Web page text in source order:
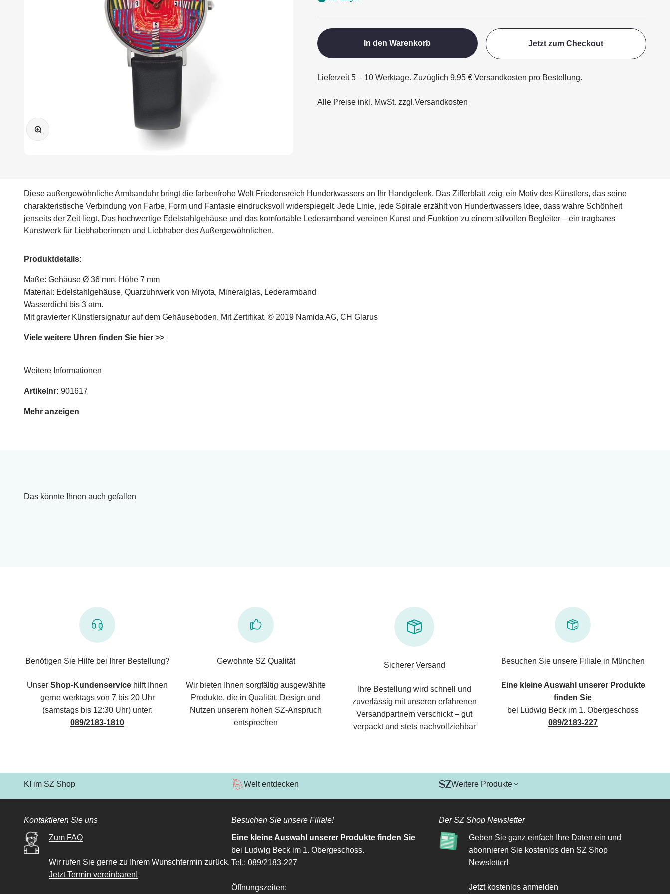
Bild vergrößern
In den Warenkorb Jetzt zum Checkout
Lieferzeit 5 – 10 Werktage. Zuzüglich 9,95 € Versandkosten pro Bestellung.
Alle Preise inkl. MwSt. zzgl.Versandkosten
Diese außergewöhnliche Armbanduhr bringt die farbenfrohe Welt Friedensreich Hundertwassers an Ihr Handgelenk. Das Zifferblatt zeigt ein Motiv des Künstlers, das seine
charakteristische Verbindung von Farbe, Form und Fantasie eindrucksvoll widerspiegelt. Jede Linie, jede Spirale erzählt von Hundertwassers Idee, dass wahre Schönheit
jenseits der Zeit liegt. Das hochwertige Edelstahlgehäuse und das komfortable Lederarmband vereinen Kunst und Funktion zu einem stilvollen Begleiter – ein tragbares
Kunstwerk für Liebhaberinnen und Liebhaber des Außergewöhnlichen.
Produktdetails:
Maße: Gehäuse Ø 36 mm, Höhe 7 mm
Material: Edelstahlgehäuse, Quarzuhrwerk von Miyota, Mineralglas, Lederarmband
Wasserdicht bis 3 atm.
Mit gravierter Künstlersignatur auf dem Gehäuseboden. Mit Zertifikat. © 2019 Namida AG, CH Glarus
Viele weitere Uhren finden Sie hier >>
Weitere Informationen
Artikelnr: 901617
Mehr anzeigen
Das könnte Ihnen auch gefallen
Benötigen Sie Hilfe bei Ihrer Bestellung?
Unser Shop-Kundenservice hilft Ihnen
gerne werktags von 7 bis 20 Uhr
(samstags bis 12:30 Uhr) unter:
089/2183-1810
Gewohnte SZ Qualität
Wir bieten Ihnen sorgfältig ausgewählte
Produkte, die in Qualität, Design und
Nutzen unserem hohen SZ-Anspruch
entsprechen
Sicherer Versand
Ihre Bestellung wird schnell und
zuverlässig mit unseren erfahrenen
Versandpartnern verschickt – gut
verpackt und stets nachvollziehbar
Besuchen Sie unsere Filiale in München
Eine kleine Auswahl unserer Produkte
finden Sie
bei Ludwig Beck im 1. Obergeschoss
089/2183-227
KI im SZ Shop Welt entdecken Weitere Produkte
Kontaktieren Sie uns
Zum FAQ
Wir rufen Sie gerne zu Ihrem Wunschtermin zurück.
Jetzt Termin vereinbaren!
Besuchen Sie unsere Filiale!
Eine kleine Auswahl unserer Produkte finden Sie
bei Ludwig Beck im 1. Obergeschoss.
Tel.: 089/2183-227
Öffnungszeiten:
Der SZ Shop Newsletter
Geben Sie ganz einfach Ihre Daten ein und
abonnieren Sie kostenlos den SZ Shop
Newsletter!
Jetzt kostenlos anmelden